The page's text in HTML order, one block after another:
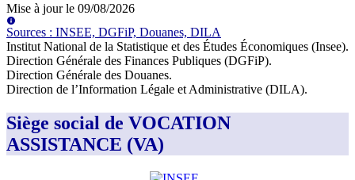
Mise à jour le 09/08/2026
Sources : INSEE, DGFiP, Douanes, DILA
Institut National de la Statistique et des Études Économiques (Insee).
Direction Générale des Finances Publiques (DGFiP).
Direction Générale des Douanes.
Direction de l’Information Légale et Administrative (DILA).
Siège social de VOCATION
ASSISTANCE (VA)